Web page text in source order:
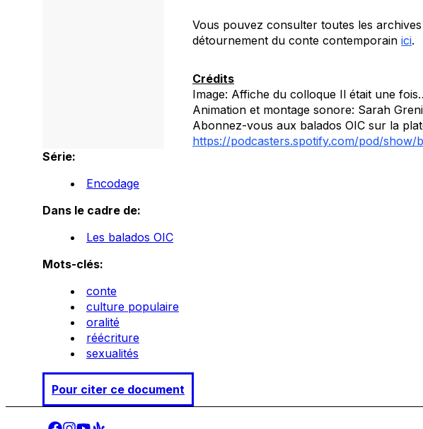
Vous pouvez consulter toutes les
détournement du conte contemporain ici.
Crédits
Image: Affiche du colloque Il était une
Animation et montage sonore: Sarah
Abonnez-vous aux balados OIC sur la
https://podcasters.spotify.com/pod/show/
Série:
Encodage
Dans le cadre de:
Les balados OIC
Mots-clés:
conte
culture populaire
oralité
réécriture
sexualités
Pour citer ce document